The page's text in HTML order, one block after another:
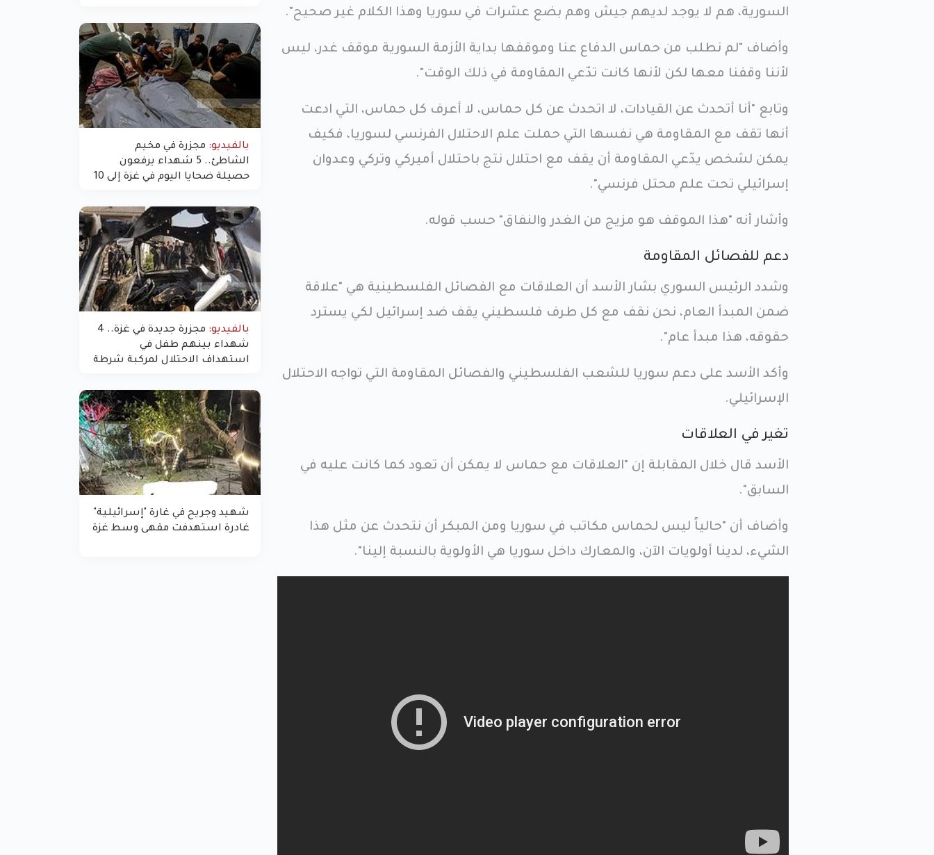
السورية، هم لا يوجد لديهم جيش وهم بضع عشرات في سوريا وهذا الكلام غير صحيح".
وأضاف "لم نطلب من حماس الدفاع عنا وموقفها بداية الأزمة السورية موقف غدر، ليس
لأننا وقفنا معها لكن لأنها كانت تدّعي المقاومة في ذلك الوقت".
وتابع "أنا أتحدث عن القيادات، لا اتحدث عن كل حماس، لا أعرف كل حماس، التي ادعت
أنها تقف مع المقاومة هي نفسها التي حملت علم الاحتلال الفرنسي لسوريا، فكيف
يمكن لشخص يدّعي المقاومة أن يقف مع احتلال نتج باحتلال أميركي وتركي وعدوان
إسرائيلي تحت علم محتل فرنسي".
وأشار أنه "هذا الموقف هو مزيج من الغدر والنفاق" حسب قوله.
دعم للفصائل المقاومة
وشدد الرئيس السوري بشار الأسد أن العلاقات مع الفصائل الفلسطينية هي "علاقة
ضمن المبدأ العام، نحن نقف مع كل طرف فلسطيني يقف ضد إسرائيل لكي يسترد
حقوقه، هذا مبدأ عام".
وأكد الأسد على دعم سوريا للشعب الفلسطيني والفصائل المقاومة التي تواجه الاحتلال
الإسرائيلي.
تغير في العلاقات
الأسد قال خلال المقابلة إن "العلاقات مع حماس لا يمكن أن تعود كما كانت عليه في
السابق".
وأضاف أن "حالياً ليس لحماس مكاتب في سوريا ومن المبكر أن نتحدث عن مثل هذا
الشيء، لدينا أولويات الآن، والمعارك داخل سوريا هي الأولوية بالنسبة إلينا".
بالفيديو: مجزرة في مخيم
الشاطئ.. 5 شهداء يرفعون
حصيلة ضحايا اليوم في غزة إلى 10
بالفيديو:
مجزرة جديدة في غزة.. 4
شهداء بينهم طفل في
استهداف الاحتلال لمركبة شرطة
شهيد وجريح في غارة "إسرائيلية"
غادرة استهدفت مقهى وسط غزة